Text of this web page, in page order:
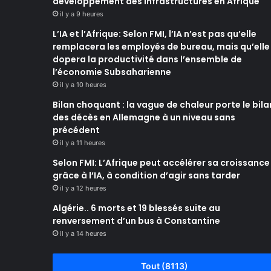
il y a 9 heures
L’IA et l’Afrique: Selon FMI, l’IA n’est pas qu’elle
remplacera les employés de bureau, mais qu’elle
dopera la productivité dans l’ensemble de
l’économie Subsaharienne
il y a 10 heures
Bilan choquant : la vague de chaleur porte le
des décès en Allemagne à un niveau sans
précédent
il y a 11 heures
Selon FMI: L’Afrique peut accélérer sa croissance
grâce à l’IA, à condition d’agir sans tarder
il y a 12 heures
Algérie.. 6 morts et 19 blessés suite au
renversement d’un bus à Constantine
il y a 14 heures
Tout (8113)